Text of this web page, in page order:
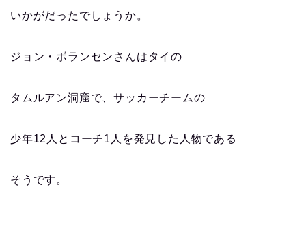
いかがだったでしょうか。
ジョン・ボランセンさんはタイの
タムルアン洞窟で、サッカーチームの
少年12​人とコーチ1人を発見した人物である
そうです。